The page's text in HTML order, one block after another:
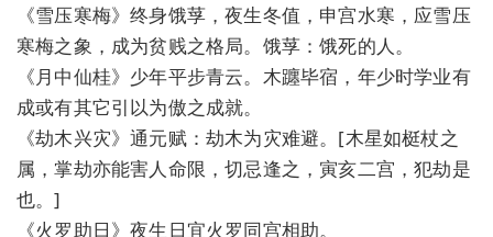
《雪压寒梅》终身饿莩，夜生冬值，申宫水寒，应雪压
寒梅之象，成为贫贱之格局。饿莩：饿死的人。
《月中仙桂》少年平步青云。木躔毕宿，年少时学业有
成或有其它引以为傲之成就。
《劫木兴灾》通元赋：劫木为灾难避。[木星如梃杖之
属，掌劫亦能害人命限，切忌逢之，寅亥二宫，犯劫是
也。]
《火罗助日》夜生日宜火罗同宫相助。